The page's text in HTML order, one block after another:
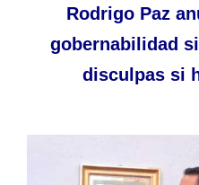
Rodrigo Paz
gobernabilidad
disculpas si